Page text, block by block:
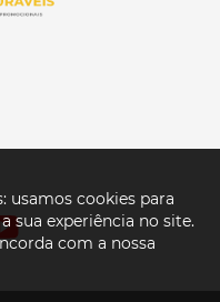
usamos cookies para
sua experiência no site.
com a nossa